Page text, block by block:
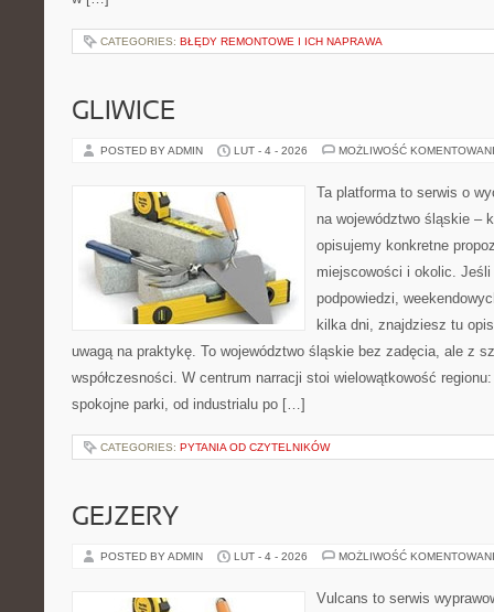
CATEGORIES: BŁĘDY REMONTOWE I ICH NAPRAWA
GLIWICE
POSTED BY ADMIN LUT - 4 - 2026 MOŻLIWOŚĆ
Ta platforma to serwis o
na województwo śląskie –
opisujemy konkretne
miejscowości i okolic.
podpowiedzi,
kilka dni, znajdziesz tu
uwagą na praktykę. To województwo śląskie bez zadęcia, ale z
współczesności. W centrum narracji stoi wielowątkowość
spokojne parki, od industrialu po […]
CATEGORIES: PYTANIA OD CZYTELNIKÓW
GEJZERY
POSTED BY ADMIN LUT - 4 - 2026 MOŻLIWOŚĆ
Vulcans to serwis